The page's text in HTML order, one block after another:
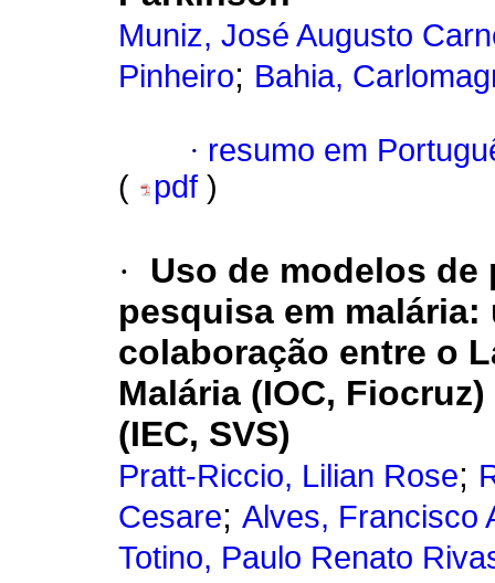
Muniz, José Augusto
Pinheiro; Bahia,
· resumo em
(
pdf )
·
Uso de modelos
pesquisa em
colaboração entre o
Malária (IOC,
(IEC, SVS)
Pratt-Riccio, Lilian Rose;
Cesare; Alves, Francisco
Totino, Paulo Renato